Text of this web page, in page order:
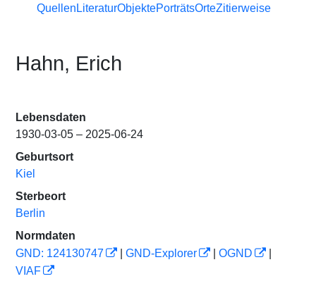
Quellen LiteraturObjektePorträtsOrteZitierweise
Hahn, Erich
Lebensdaten
1930-03-05 – 2025-06-24
Geburtsort
Kiel
Sterbeort
Berlin
Normdaten
GND: 124130747
GND-Explorer OGND
VIAF